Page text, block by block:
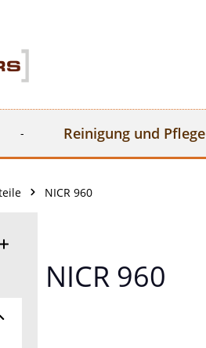
Reinigung und Pflege
NICR 960
NICR 960